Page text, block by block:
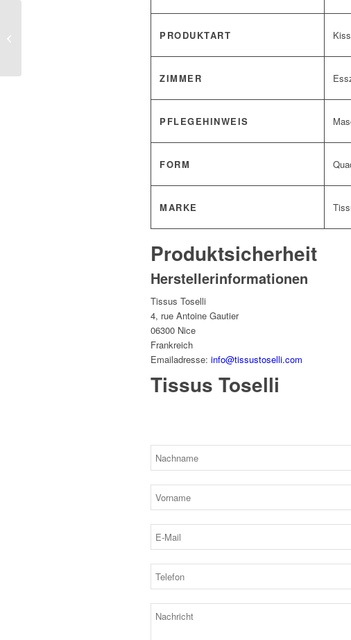
PRODUKTART
ZIMMER
PFLEGEHINWEIS
FORM
MARKE
Produktsicherheit
Herstellerinformationen
Tissus Toselli
4, rue Antoine Gautier
06300 Nice
Frankreich
Emailadresse: info@tissustoselli.com
Tissus Toselli